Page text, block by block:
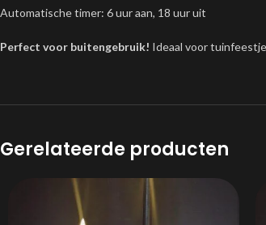
Automatische timer: 6 uur aan, 18 uur uit
Perfect voor buitengebruik! Ideaal voor
Gerelateerde producten